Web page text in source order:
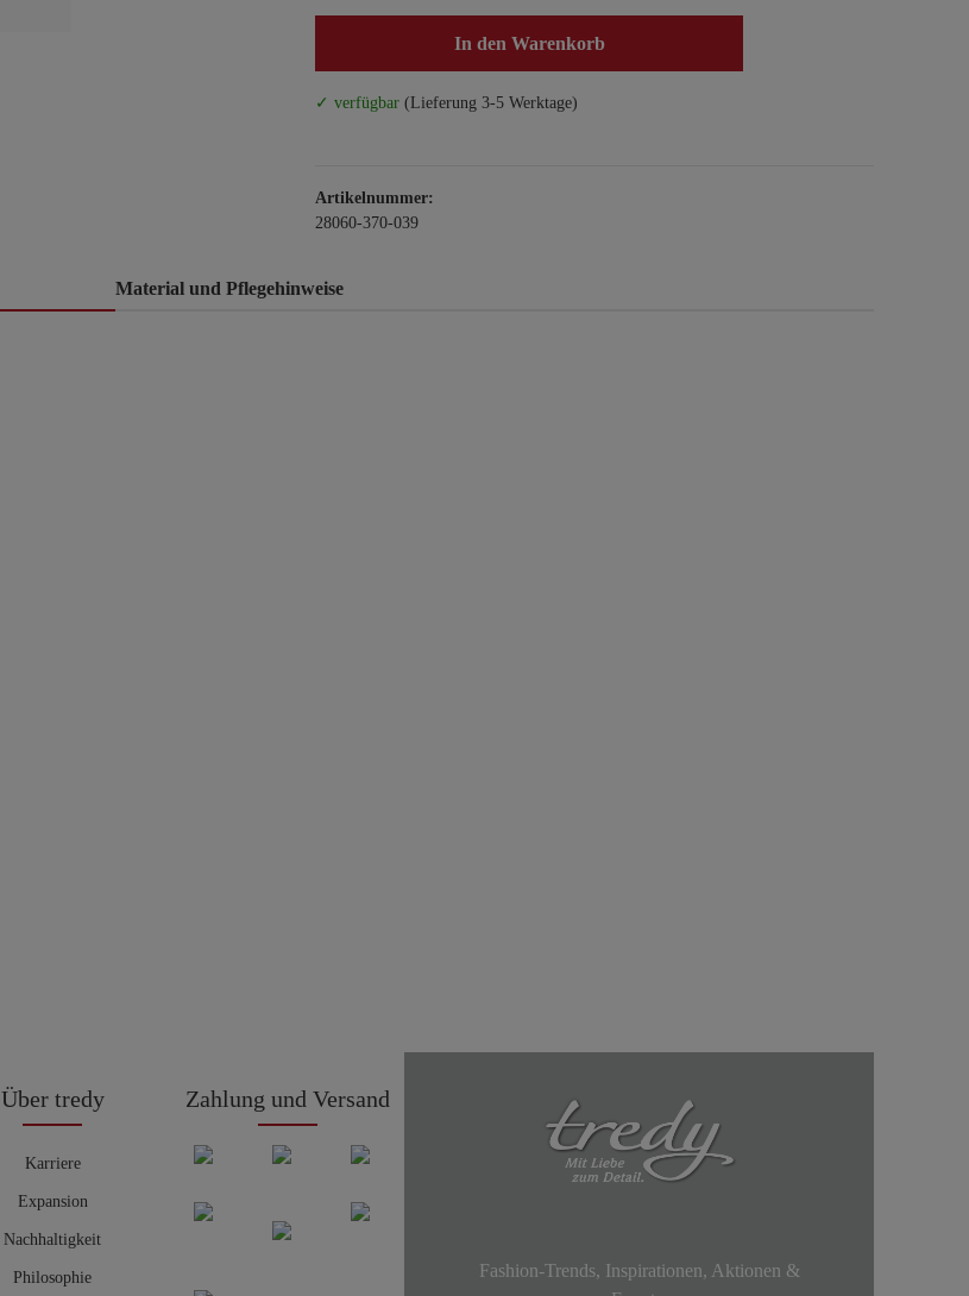
In den Warenkorb
✓ verfügbar (Lieferung 3-5 Werktage)
Artikelnummer:
28060-370-039
Material und Pflegehinweise
Über tredy
Karriere
Expansion
Nachhaltigkeit
Philosophie
Zahlung und Versand
Fashion-Trends, Inspirationen, Aktionen &